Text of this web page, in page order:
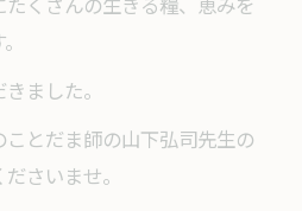
ました。
とだま師の山下弘司先生の
さいませ。